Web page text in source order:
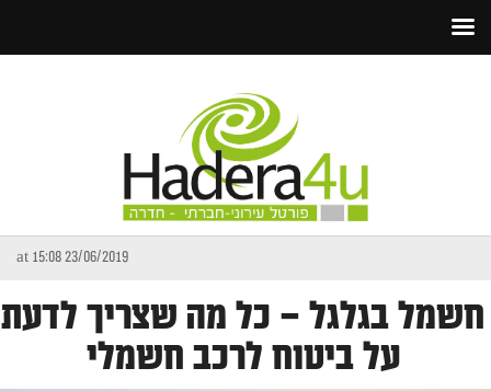
23/06/2019 at 15:08
חשמל בגלגל – כל מה שצריך לדעת
על ביטוח לרכב חשמלי